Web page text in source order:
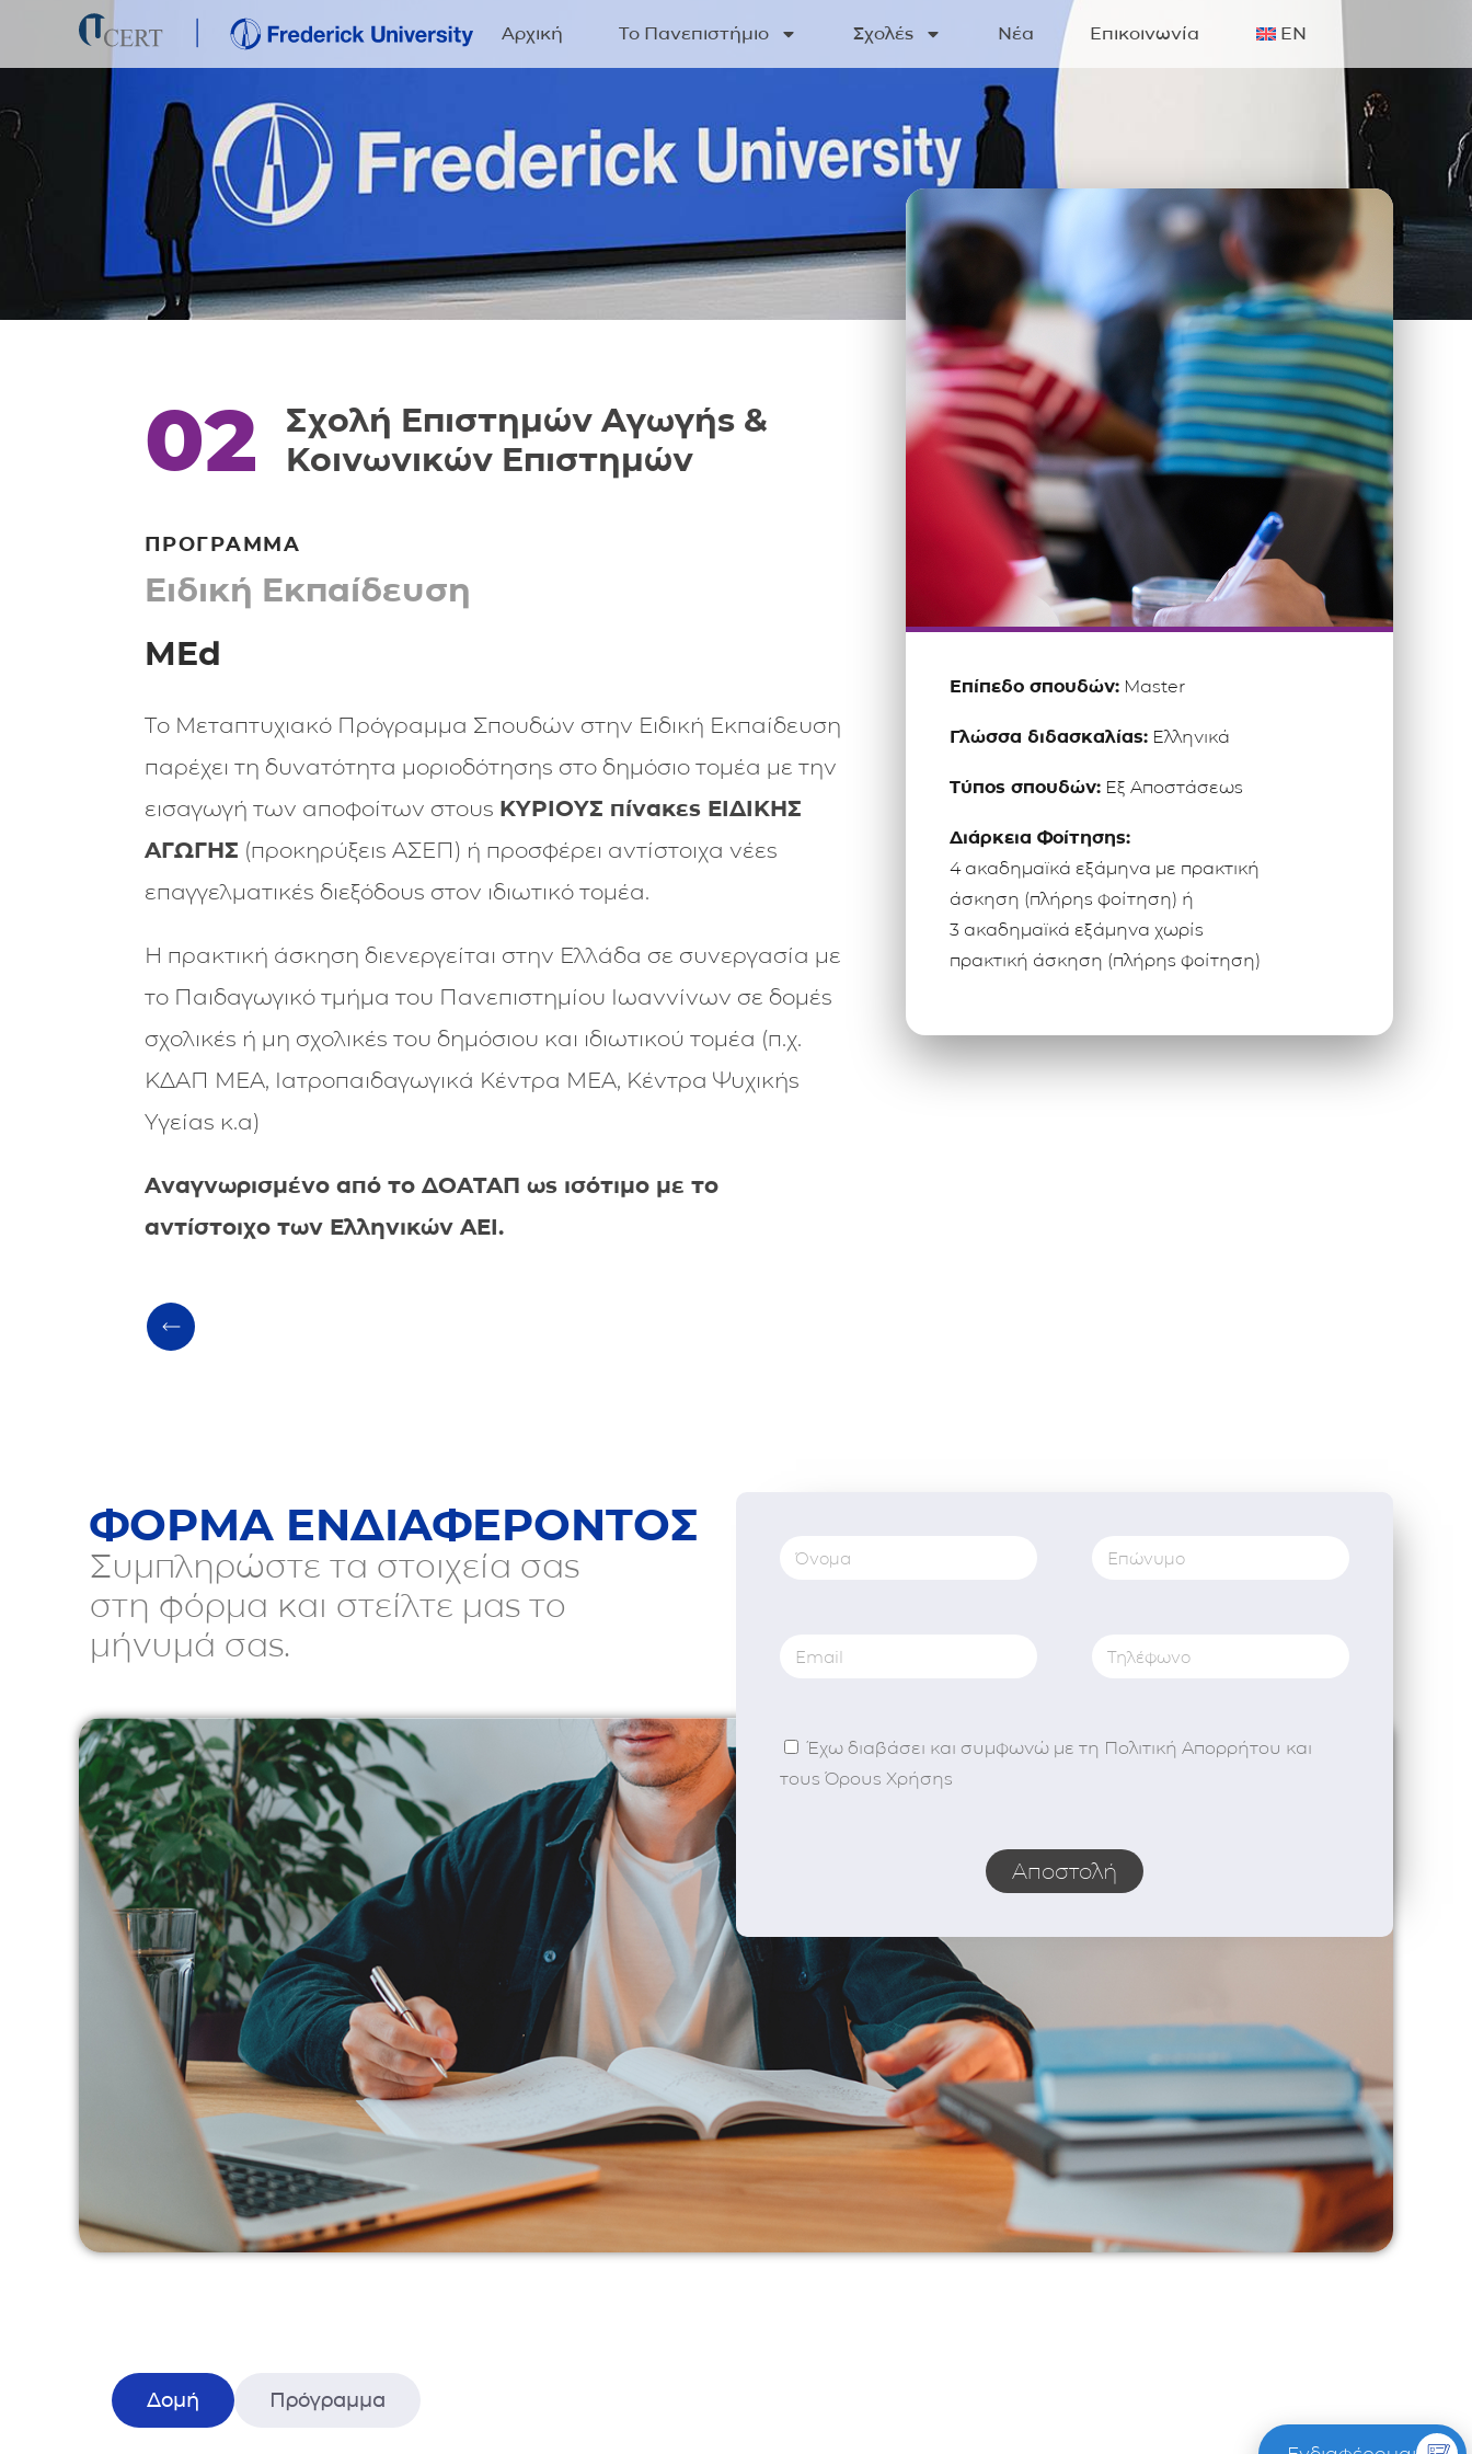
Αρχική Το Πανεπιστήμιο Σχολές Νέα Επικοινωνία EN
02
Σχολή Επιστημών Αγωγής &
Κοινωνικών Επιστημών
ΠΡΟΓΡΑΜΜΑ
Ειδική Εκπαίδευση
MEd
Το Μεταπτυχιακό Πρόγραμμα Σπουδών στην Ειδική Εκπαίδευση
παρέχει τη δυνατότητα μοριοδότησης στο δημόσιο τομέα με την
εισαγωγή των αποφοίτων στους ΚΥΡΙΟΥΣ πίνακες ΕΙΔΙΚΗΣ
ΑΓΩΓΗΣ (προκηρύξεις ΑΣΕΠ) ή προσφέρει αντίστοιχα νέες
επαγγελματικές διεξόδους στον ιδιωτικό τομέα.
Η πρακτική άσκηση διενεργείται στην Ελλάδα σε συνεργασία με
το Παιδαγωγικό τμήμα του Πανεπιστημίου Ιωαννίνων σε δομές
σχολικές ή μη σχολικές του δημόσιου και ιδιωτικού τομέα (π.χ.
ΚΔΑΠ ΜΕΑ, Ιατροπαιδαγωγικά Κέντρα ΜΕΑ, Κέντρα Ψυχικής
Υγείας κ.α)
Αναγνωρισμένο από το ΔΟΑΤΑΠ ως ισότιμο με το
αντίστοιχο των Ελληνικών ΑΕΙ.
Επίπεδο σπουδών: Master
Γλώσσα διδασκαλίας: Ελληνικά
Τύπος σπουδών: Εξ Αποστάσεως
Διάρκεια Φοίτησης:
4 ακαδημαϊκά εξάμηνα με πρακτική
άσκηση (πλήρης φοίτηση) ή
3 ακαδημαϊκά εξάμηνα χωρίς
πρακτική άσκηση (πλήρης φοίτηση)
ΦΟΡΜΑ ΕΝΔΙΑΦΕΡΟΝΤΟΣ
Συμπληρώστε τα στοιχεία σας
στη φόρμα και στείλτε μας το
μήνυμά σας.
Έχω διαβάσει και συμφωνώ με τη Πολιτική Απορρήτου και
τους Όρους Χρήσης
Αποστολή
Δομή Πρόγραμμα